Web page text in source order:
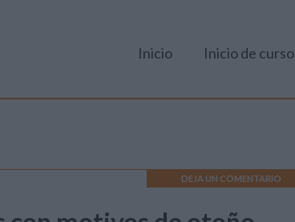
Inicio Inicio de curso
DEJA UN COMENTARIO